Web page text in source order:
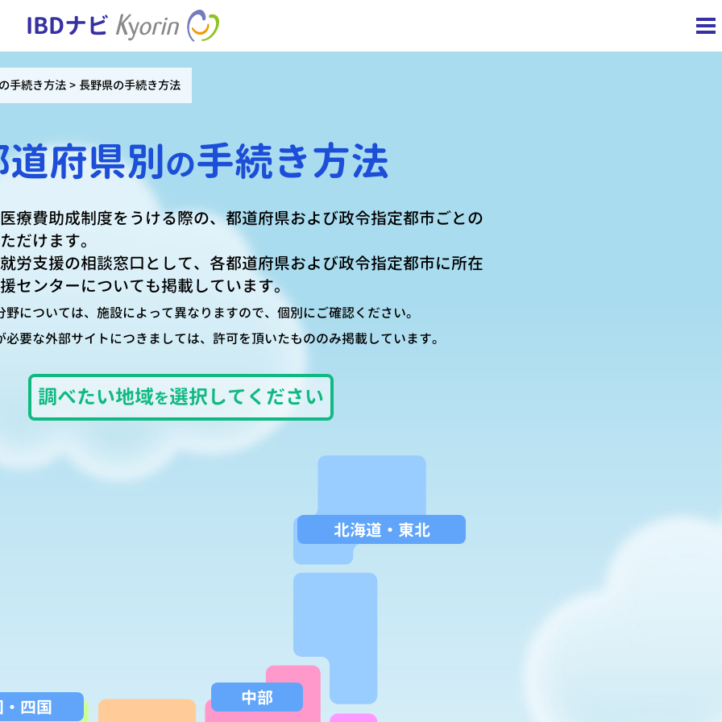
IBDナビ
手続き方法 長野県の手続き方法
府県別の手続き方法
療費助成制度をうける際の、都道府県および政令指定都市ごとの
だけます。
労支援の相談窓口として、各都道府県および政令指定都市に所在
センターについても掲載しています。
については、施設によって異なりますので、個別にご確認ください。
要な外部サイトにつきましては、許可を頂いたもののみ掲載しています。
調べたい地域を選択してください
北海道 ・ 東北
中部
・ 四国